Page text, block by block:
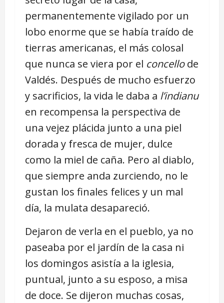
permanentemente vigilado por un
lobo enorme que se había traído de
tierras americanas, el más colosal
que nunca se viera por el concellode
Valdés. Después de mucho esfuerzo
y sacrificios, la vida le daba a l’indianu
en recompensa la perspectiva de
una vejez plácida junto a una piel
dorada y fresca de mujer, dulce
como la miel de caña. Pero al diablo,
que siempre anda zurciendo, no le
gustan los finales felices y un mal
día, la mulata desapareció.
Dejaron de verla en el pueblo, ya no
paseaba por el jardín de la casa ni
los domingos asistía a la iglesia,
puntual, junto a su esposo, a misa
de doce. Se dijeron muchas cosas,